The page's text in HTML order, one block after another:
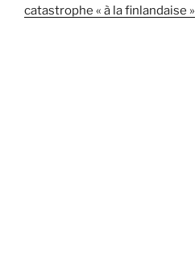
catastrophe « à la finlandaise »